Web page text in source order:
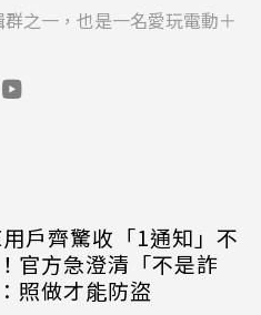
之一，也是一名愛玩電動＋
戶齊驚收「1通知」不
官方急澄清「不是詐
照做才能防盜